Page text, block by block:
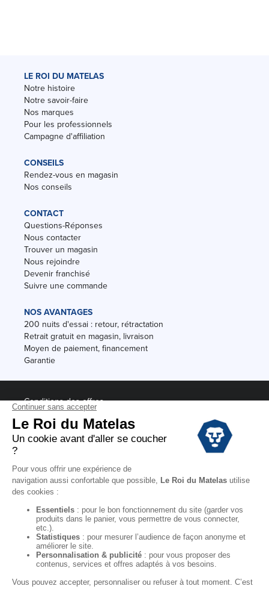
LE ROI DU MATELAS
Notre histoire
Notre savoir-faire
Nos marques
Pour les professionnels
Campagne d'affiliation
CONSEILS
Rendez-vous en magasin
Nos conseils
CONTACT
Questions-Réponses
Nous contacter
Trouver un magasin
Nous rejoindre
Devenir franchisé
Suivre une commande
NOS AVANTAGES
200 nuits d'essai : retour, rétractation
Retrait gratuit en magasin, livraison
Moyen de paiement, financement
Garantie
Conditions des offres
Black Friday
Destockage
Soldes
Conditions Générales de vente magasin
Conditions Générales de vente internet
Mentions Légales
Données personnelles
Codes promo Le Roi du Matelas